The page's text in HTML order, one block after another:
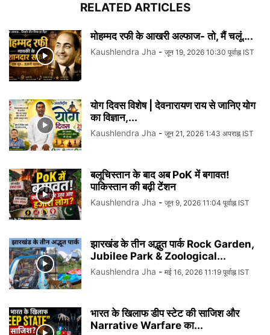
RELATED ARTICLES
मोहम्मद रफी के आखरी अल्फाज- तो, मैं चलूं….
Kaushlendra Jha - जून 19, 2026 10:30 पूर्वाह्न IST
योग दिवस विशेष | देवनारायण राय से जानिए योग
का विज्ञान,...
Kaushlendra Jha - जून 21, 2026 1:43 अपराह्न IST
बलूचिस्तान के बाद अब PoK में बगावत!
पाकिस्तान की बढ़ी टेंशन
Kaushlendra Jha - जून 9, 2026 11:04 पूर्वाह्न IST
झारखंड के तीन अद्भुत पार्क Rock Garden,
Jubilee Park & Zoological...
Kaushlendra Jha - मई 16, 2026 11:19 पूर्वाह्न IST
भारत के खिलाफ डीप स्टेट की साजिश और
Narrative Warfare का...